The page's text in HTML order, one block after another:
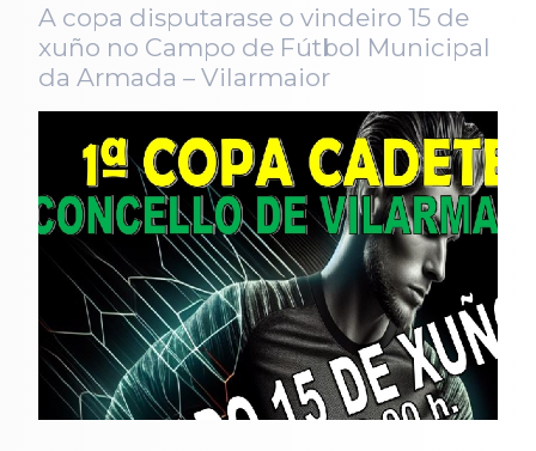
A copa disputarase o vindeiro 15 de
xuño no Campo de Fútbol Municipal
da Armada – Vilarmaior